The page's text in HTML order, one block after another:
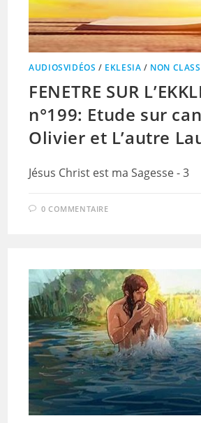
AUDIOSVIDÉOS / EKLESIA / NON
FENETRE SUR
n°199: Etude sur
Olivier et L’autre
Jésus Christ est ma Sagesse - 3
0 COMMENTAIRE